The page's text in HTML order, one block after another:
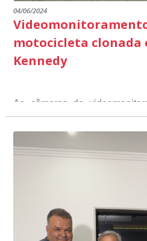
04/06/2024
motocicleta clonada
Kennedy
As câmeras de
Presidente Kennedy
01 de junho, uma
adulteração,
videomonitoramento acionou
Durante a abordagem a
através da conferência do
conta do sistema de
recentemente em todo o